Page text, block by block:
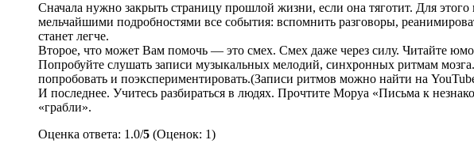
Сначала нужно закрыть страницу прошлой жизни, если она тяготит. Для
мельчайшими подробностями все события: вспомнить разговоры,
станет легче.
Второе, что может Вам помочь — это смех. Смех даже через силу. Читайте
Попробуйте слушать записи музыкальных мелодий, синхронных ритмам
попробовать и поэкспериментировать.(Записи ритмов можно найти на
И последнее. Учитесь разбираться в людях. Прочтите Моруа «Письма к
«грабли».
Оценка ответа: 1.0/5 (Оценок: 1)